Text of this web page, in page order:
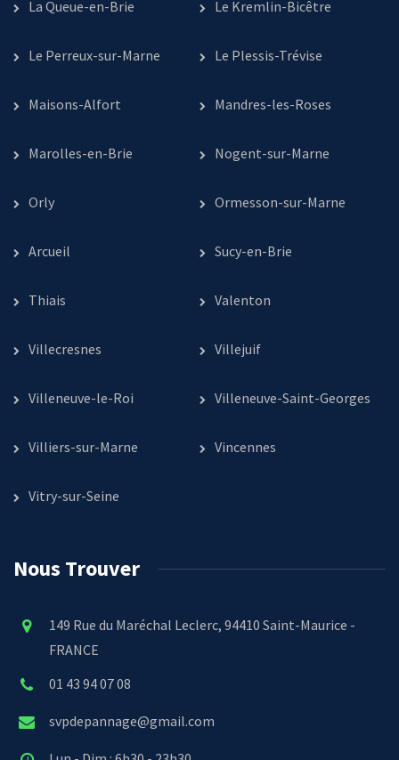
La Queue-en-Brie Le Kremlin-Bicêtre
Le Perreux-sur-Marne Le Plessis-Trévise
Maisons-Alfort Mandres-les-Roses
Marolles-en-Brie Nogent-sur-Marne
Orly Ormesson-sur-Marne
Arcueil Sucy-en-Brie
Thiais Valenton
Villecresnes Villejuif
Villeneuve-le-Roi Villeneuve-Saint-Georges
Villiers-sur-Marne Vincennes
Vitry-sur-Seine
Nous Trouver
149 Rue du Maréchal Leclerc, 94410 Saint-Maurice -
FRANCE
01 43 94 07 08
svpdepannage@gmail.com